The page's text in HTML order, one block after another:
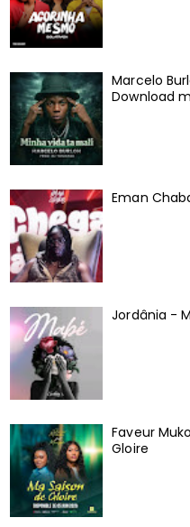
Marcelo
Download
Eman
Jordânia -
Faveur
Gloire